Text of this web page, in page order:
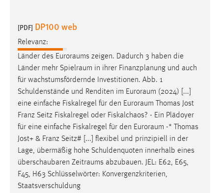
[PDF] DP100 web
Relevanz:
Länder des Euroraums zeigen. Dadurch 3 haben die
Länder mehr Spielraum in ihrer Finanzplanung und auch
für wachstumsfördernde Investitionen. Abb. 1
Schuldenstände und Renditen im Euroraum (2024) [...]
eine einfache Fiskalregel für den Euroraum Thomas Jost
Franz Seitz Fiskalregel oder Fiskalchaos? - Ein Plädoyer
für eine einfache Fiskalregel für den Euroraum -* Thomas
Jost+ & Franz Seitz# [...] flexibel und prinzipiell in der
Lage, übermäßig hohe Schuldenquoten innerhalb eines
überschaubaren Zeitraums abzubauen. JEL: E62, E65,
F45, H63 Schlüsselwörter: Konvergenzkriterien,
Staatsverschuldung